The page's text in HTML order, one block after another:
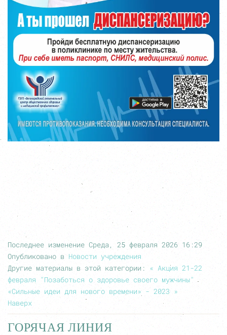
Последнее изменение Среда, 25 февраля 2026 16:29
Опубликовано в Новости учреждения
Другие материалы в этой категории: « Акция 21-22
февраля "Позаботься о здоровье своего мужчины"
«Сильные идеи для нового времени» - 2023 »
Наверх
ГОРЯЧАЯ ЛИНИЯ